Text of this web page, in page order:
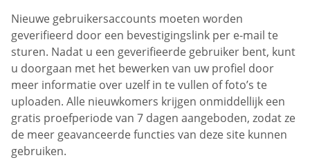
Nieuwe gebruikersaccounts moeten worden
geverifieerd door een bevestigingslink per e-mail te
sturen. Nadat u een geverifieerde gebruiker bent, kunt
u doorgaan met het bewerken van uw profiel door
meer informatie over uzelf in te vullen of foto’s te
uploaden. Alle nieuwkomers krijgen onmiddellijk een
gratis proefperiode van 7 dagen aangeboden, zodat ze
de meer geavanceerde functies van deze site kunnen
gebruiken.